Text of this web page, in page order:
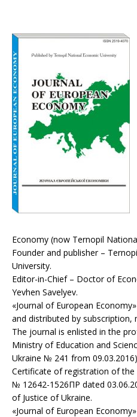
Economy (now Ternopil
Founder and publisher –
University.
Editor-in-Chief – Doctor of
Yevhen Savelyev.
«Journal of European
and distributed by subscription,
The journal is enlisted in the
Ministry of Education and
Ukraine № 241 from
Certificate of registration of the
№ 12642-1526ПP dated
of Justice of Ukraine.
«Journal of European